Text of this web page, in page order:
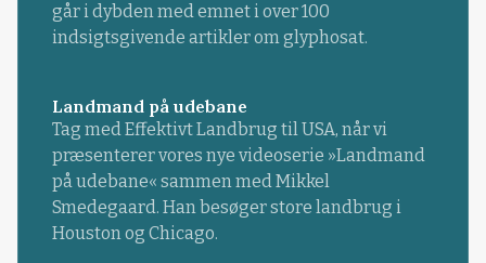
går i dybden med emnet i over 100
indsigtsgivende artikler om glyphosat.
Landmand på udebane
Tag med Effektivt Landbrug til USA, når vi
præsenterer vores nye videoserie »Landmand
på udebane« sammen med Mikkel
Smedegaard. Han besøger store landbrug i
Houston og Chicago.